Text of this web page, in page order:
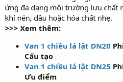
ứng đa dạng môi trường lưu chất
khí nén, dầu hoặc hóa chất nhẹ.
>>> Xem thêm:
Van 1 chiều lá lật DN20
Cấu tạo
Van 1 chiều lá lật DN25
Ưu điểm